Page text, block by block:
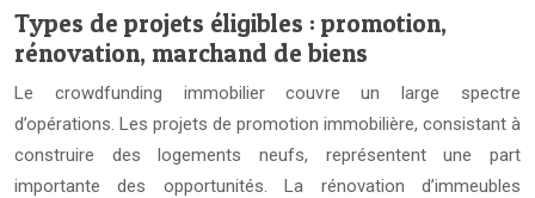
Types de projets éligibles : promotion,
rénovation, marchand de biens
Le crowdfunding immobilier couvre un large spectre
d’opérations. Les projets de promotion immobilière, consistant à
construire des logements neufs, représentent une part
importante des opportunités. La rénovation d’immeubles